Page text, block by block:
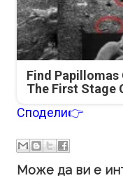
Find Papillomas
The First Stage
Сподели👉
Може да ви е